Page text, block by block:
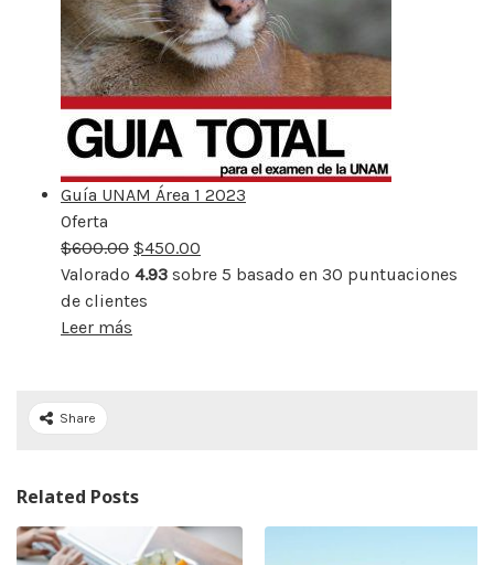
Guía UNAM Área 1 2023
Oferta
rebajado
$600.00 $450.00
Valorado 4.93 sobre 5 basado en 30 puntuaciones
de clientes
Leer más
Share
Related Posts